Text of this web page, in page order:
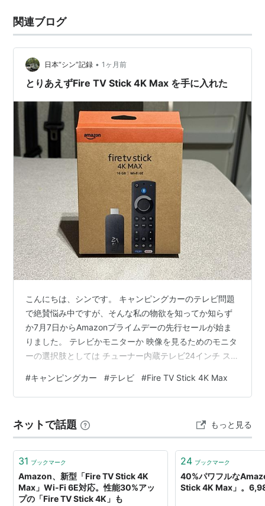
関連ブログ
日本“シン”記録 • 1ヶ月前
とりあえずFire TV Stick 4K Max を手に入れた
こんにちは、シンです。 キャンピングカーのテレビ問題
で絶賛悩み中ですが、そんな私の物欲を知ってか知らず
か7月7日からAmazonプライムデーの先行セールが始ま
りました。 テレビかモニターか 映像を見るためのモニタ
ーの選択肢としては チューナー内蔵テレビ24インチ スマ
補に上がりました。動画配信サービスを利用する前提で
この3つを比べてみると、私なりにはこのようなメリッ
チューナー内蔵 テレビ24インチ アンテナを接続するだけ
で地上波が見られる リモコンが1つで済む 消費電力が少
ない 映像…
#キャンピングカー #テレビ #Fire TV Stick 4K Max
ネットで話題 もっと見る
31 ブックマーク
Amazon、新型「Fire TV Stick 4K
Max」Wi-Fi 6E対応。性能30%アッ
プの「Fire TV Stick 4K」も
24 ブックマーク
40%パワフルな
Stick 4K Max」。